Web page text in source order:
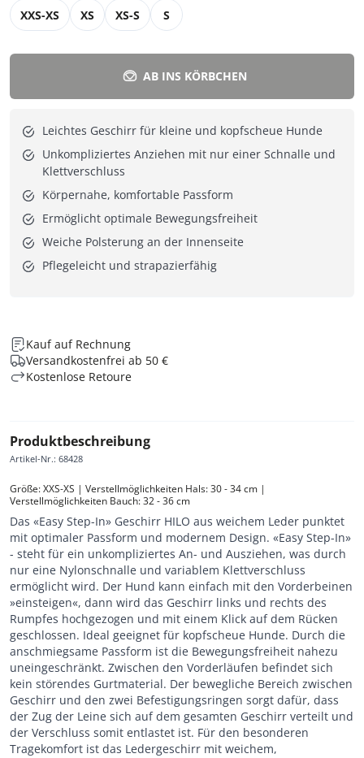
XXS-XS XS XS-S S
AB INS KÖRBCHEN
Leichtes Geschirr für kleine und kopfscheue Hunde
Unkompliziertes Anziehen mit nur einer Schnalle und
Klettverschluss
Körpernahe, komfortable Passform
Ermöglicht optimale Bewegungsfreiheit
Weiche Polsterung an der Innenseite
Pflegeleicht und strapazierfähig
Kauf auf Rechnung
Versandkostenfrei ab 50 €
Kostenlose Retoure
Produktbeschreibung
Artikel-Nr.: 68428
Größe: XXS-XS | Verstellmöglichkeiten Hals: 30 - 34 cm |
Verstellmöglichkeiten Bauch: 32 - 36 cm
Das «Easy Step-In» Geschirr HILO aus weichem Leder punktet
mit optimaler Passform und modernem Design. «Easy Step-In»
- steht für ein unkompliziertes An- und Ausziehen, was durch
nur eine Nylonschnalle und variablem Klettverschluss
ermöglicht wird. Der Hund kann einfach mit den Vorderbeinen
»einsteigen«, dann wird das Geschirr links und rechts des
Rumpfes hochgezogen und mit einem Klick auf dem Rücken
geschlossen. Ideal geeignet für kopfscheue Hunde. Durch die
anschmiegsame Passform ist die Bewegungsfreiheit nahezu
uneingeschränkt. Zwischen den Vorderläufen befindet sich
kein störendes Gurtmaterial. Der bewegliche Bereich zwischen
Geschirr und den zwei Befestigungsringen sorgt dafür, dass
der Zug der Leine sich auf dem gesamten Geschirr verteilt und
der Verschluss somit entlastet ist. Für den besonderen
Tragekomfort ist das Ledergeschirr mit weichem,